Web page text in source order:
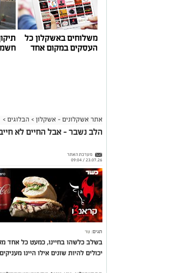
משלוחים באשקלון כל
העסקים במקום אחד
אתר אשקלונים - אשקלון > הבלוגים >
הלב נשבר – אבל החיים לא
מערכת האתר
23.07.26 / 09:04
תגים: טד
בשלב כלשהו בחיינו, כמעט כל אחד
יכולים להיות שונים אילו היינו